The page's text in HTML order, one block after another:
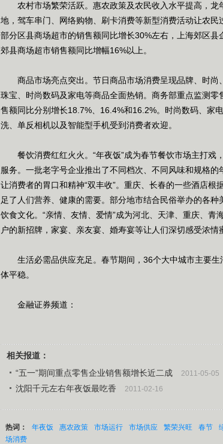
农村市场繁荣活跃。惠农政策及农民收入水平提高，龙
地，驾车串门、网络购物、刷卡消费等新型消费活动让农
部分区县商场超市的销售额同比增长30%左右，上海郊区
郊县商场超市销售额同比增幅16%以上。
商品市场亮点突出。节日商品市场消费呈现品牌、时尚
珠宝、时尚数码及家电等商品全面热销。商务部重点监测
售额同比分别增长18.7%、16.4%和16.2%。时尚数码、家
洗、单反相机以及智能型手机受到消费者欢迎。
餐饮消费红红火火。“年夜饭”成为春节餐饮市场主打戏
服务。一批老字号企业推出了不同档次、不同风味和规格的
让消费者的胃口和精神“双丰收”。重庆、长春的一些酒店根
足了人们营养、健康的需要。部分地市结合民俗举办的各
饮食文化。“亲情、友情、爱情”成为河北、天津、重庆、青
户的新招牌，家宴、亲友宴、婚寿宴等让人们深切感受浓情
生活必需品供应充足。春节期间，36个大中城市主要生
体平稳。
金融证券频道：
相关报道：
“五一”期间重点零售企业销售额增长近二成
2011-05-05
沈阳千元左右年夜饭最吃香 2011-02-16
热词： 年夜饭 惠农政策 市场运行 市场供应 繁荣兴旺 春节
场消费